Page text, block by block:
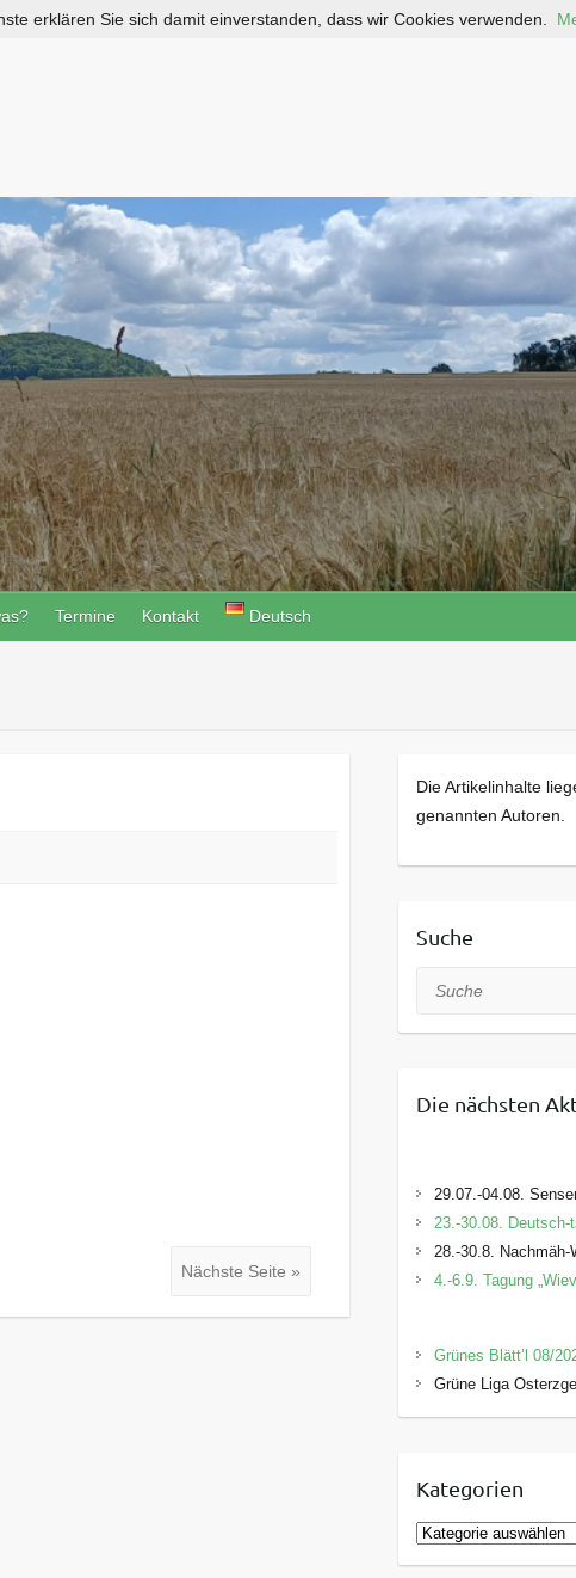
Termine Kontakt Deutsch
Nächste Seite »
Die Artikelinhalte
genannten Autoren.
Suche
Suche
Die nächsten
29.07.-04.08.
23.-30.08.
28.-30.8. Nachmäh-
4.-6.9. Tagung
Grünes Blätt’l 08/
Grüne Liga
Kategorien
K
a
erklären Sie sich damit einverstanden, dass wir Cookies verwenden.